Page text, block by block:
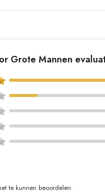
Grote Mannen
te kunnen beoordelen.